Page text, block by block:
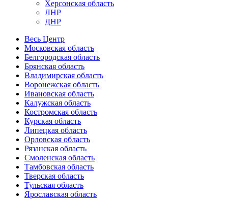
Херсонская область
ЛНР
ДНР
Весь Центр
Московская область
Белгородская область
Брянская область
Владимирская область
Воронежская область
Ивановская область
Калужская область
Костромская область
Курская область
Липецкая область
Орловская область
Рязанская область
Смоленская область
Тамбовская область
Тверская область
Тульская область
Ярославская область